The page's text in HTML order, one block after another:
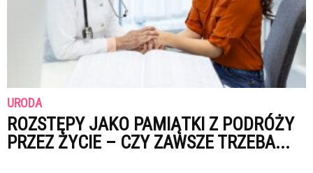
URODA
ROZSTĘPY JAKO PAMIĄTKI Z PODRÓŻY
PRZEZ ŻYCIE – CZY ZAWSZE TRZEBA...